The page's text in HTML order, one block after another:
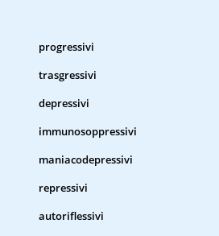
progressivi
trasgressivi
depressivi
immunosoppressivi
maniacodepressivi
repressivi
autoriflessivi